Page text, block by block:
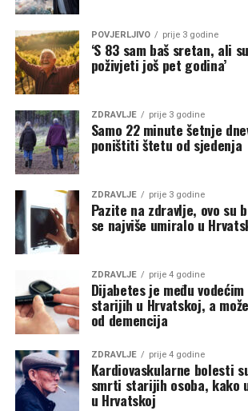
POVJERLJIVO prije 3 godine
‘S 83 sam baš sretan, ali
poživjeti još pet godina’
ZDRAVLJE prije 3 godine
Samo 22 minute šetnje
poništiti štetu od sjedenja
ZDRAVLJE prije 3 godine
Pazite na zdravlje, ovo su
se najviše umiralo u
ZDRAVLJE prije 4 godine
Dijabetes je među
starijih u Hrvatskoj, a
od demencija
ZDRAVLJE prije 4 godine
Kardiovaskularne bolesti
smrti starijih osoba, kako
u Hrvatskoj